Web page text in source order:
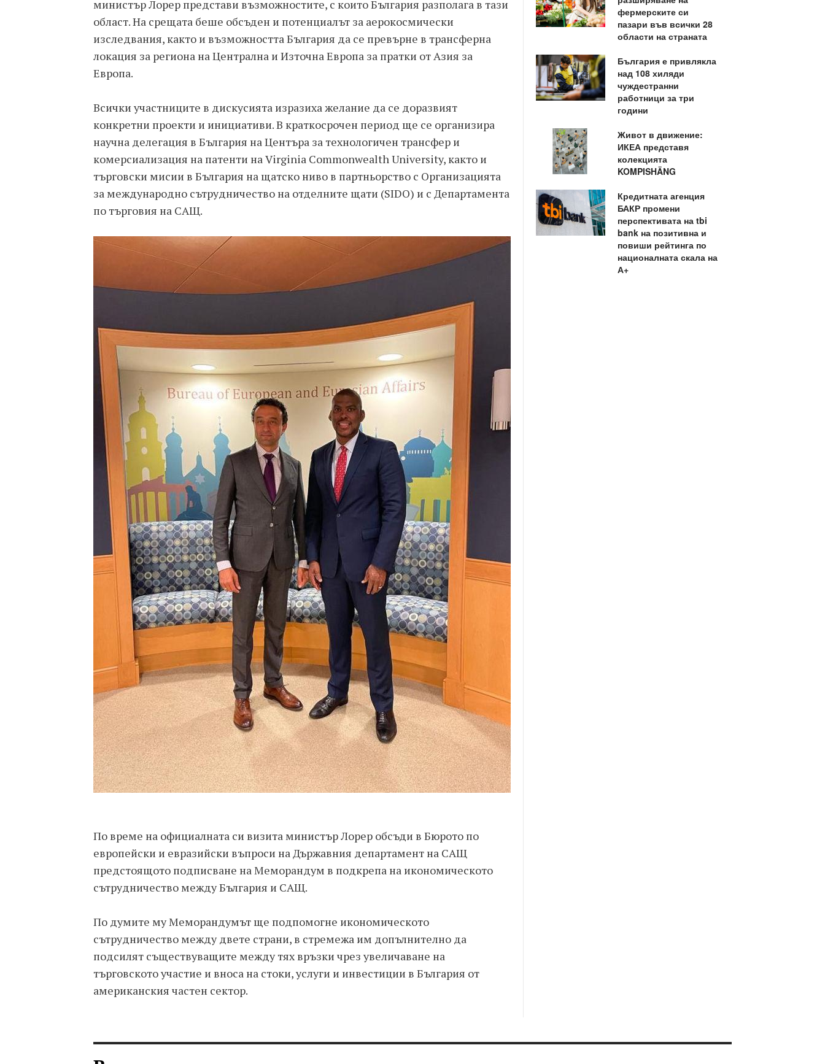
министър Лорер представи възможностите, с които България разполага в тази
област. На срещата беше обсъден и потенциалът за аерокосмически
изследвания, както и възможността България да се превърне в трансферна
локация за региона на Централна и Източна Европа за пратки от Азия за
Европа.
Всички участниците в дискусията изразиха желание да се доразвият
конкретни проекти и инициативи. В краткосрочен период ще се организира
научна делегация в България на Центъра за технологичен трансфер и
комерсиализация на патенти на Virginia Commonwealth University, както и
търговски мисии в България на щатско ниво в партньорство с Организацията
за международно сътрудничество на отделните щати (SIDO) и с Департамента
по търговия на САЩ.
По време на официалната си визита министър Лорер обсъди в Бюрото по
европейски и евразийски въпроси на Държавния департамент на САЩ
предстоящото подписване на Меморандум в подкрепа на икономическото
сътрудничество между България и САЩ.
По думите му Меморандумът ще подпомогне икономическото
сътрудничество между двете страни, в стремежа им допълнително да
подсилят съществуващите между тях връзки чрез увеличаване на
търговското участие и вноса на стоки, услуги и инвестиции в България от
американския частен сектор.
фермерските си
пазари във всички 28
области на страната
България е привлякла
над 108 хиляди
чуждестранни
работници за три
години
Живот в движение:
ИКЕА представя
колекцията
KOMPISHÄNG
Кредитната агенция
БАКР промени
перспективата на tbi
bank на позитивна и
повиши рейтинга по
националната скала на
А+